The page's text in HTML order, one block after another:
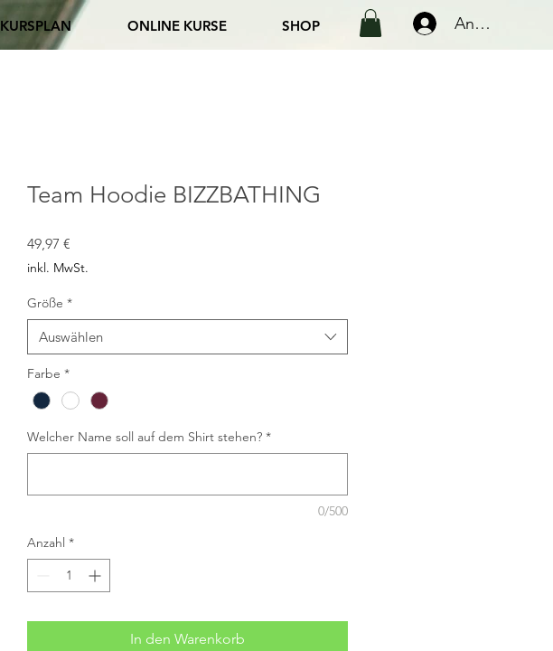
KURSPLAN ONLINE KURSE SHOP Anmelden
Team Hoodie BIZZBATHING
49,97 €
inkl. MwSt.
Größe *
Auswählen
Farbe *
Welcher Name soll auf dem Shirt stehen? *
0/500
Anzahl *
In den Warenkorb